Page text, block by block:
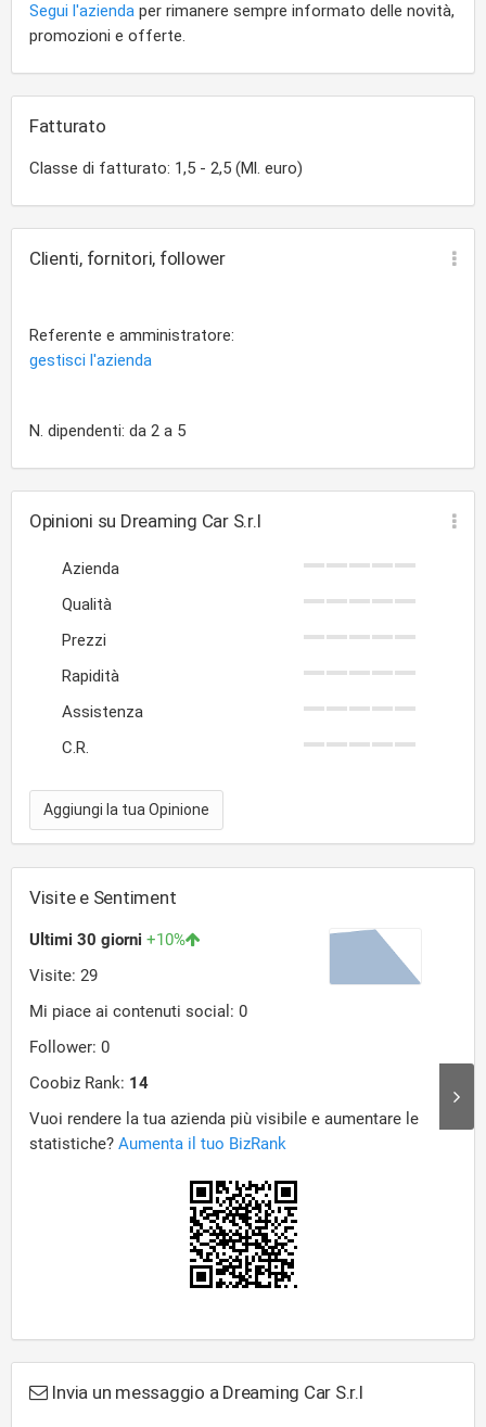
Segui l'azienda per rimanere sempre informato delle novità,
promozioni e offerte.
Fatturato
Classe di fatturato: 1,5 - 2,5 (Ml. euro)
Clienti, fornitori, follower
Referente e amministratore:
gestisci l'azienda
N. dipendenti: da 2 a 5
Opinioni su Dreaming Car S.r.l
Azienda
Qualità
Prezzi
Rapidità
Assistenza
C.R.
Aggiungi la tua Opinione
Visite e Sentiment
Invia un messaggio a Dreaming Car S.r.l